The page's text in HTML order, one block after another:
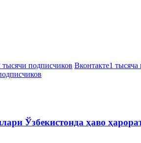
тысячи подписчиков Вконтакте1 тысяча
Ўзбекистонда ҳаво